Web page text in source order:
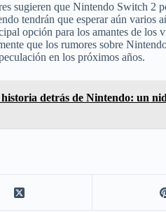
sugieren que Nintendo Switch 2
tendrán que esperar aún varios
opción para los amantes de los
que los rumores sobre
en los próximos años.
detrás de Nintendo: un